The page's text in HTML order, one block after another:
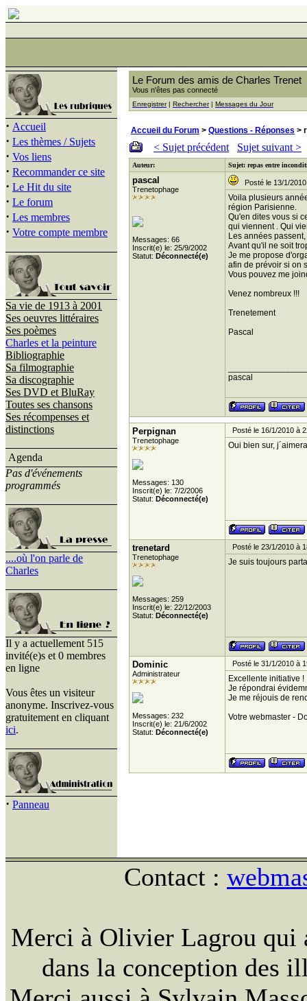
· Accueil
· Les thèmes / Sujets
· Vos liens
· Recommander ce site
· Le Hit du site
· Le forum
· Les membres
· Votre compte membre
Sa vie de 1913 à 2001
Ses oeuvres littéraires
Ses poèmes
Charles et la peinture
Bibliographie
Sa filmographie
Sa discographie
Ses DVD et BluRay
Toutes ses chansons
Ses récompenses et
distinctions
Agenda
Pas d'événements
programmés
....où l'on parle de
Charles
Il y a actuellement 515
invité(e)s et 0 membres
en ligne
Vous êtes un visiteur
anonyme. Inscrivez-vous
gratuitement en cliquant
ici.
· Panneau
Le Forum des amis de Charles Trenet
Vous n'êtes pas connecté
Enregistrer| Rechercher| Messages du Jour
Accueil du Forum > Questions - Réponses >
< Sujet précédent Sujet suivant >
Auteur: Sujet: repas entre
pascal
Trenetophage
Messages: 66
Inscrit(e) le: 25/9/2002
Statut: Déconnecté(e)
Posté le 13/1/
Voila plusieurs
région Parisienne.
Qu'en dites vous si
qui viennent . Qui
Les années
Avant qu'il ne soit
Je me propose
afin de prévoir si on
Vous pouvez me
Venez nombreux !!!
Trenetement
Pascal
pascal
Perpignan
Trenetophage
Messages: 130
Inscrit(e) le: 7/2/2006
Statut: Déconnecté(e)
Posté le 16/1/2010 à
Oui bien sur,
trenetard
Trenetophage
Messages: 259
Inscrit(e) le: 22/12/2003
Statut: Déconnecté(e)
Posté le 23/1/2010 à
Je suis toujours
Dominic
Administrateur
Messages: 232
Inscrit(e) le: 21/6/2002
Statut: Déconnecté(e)
Posté le 31/1/2010 à
Excellente initiative !
Je répondrai
Je me réjouis de
Votre webmaster -
Contact :
Merci à Olivier Lagrou qui
dans la conception des